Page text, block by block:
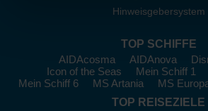
Hinweisgebersystem
TOP SCHIFFE
AIDAcosma
AIDAnova
Icon of the Seas
Mein Schiff 1
Mein Schiff 6
MS Artania MS
TOP REISEZIELE